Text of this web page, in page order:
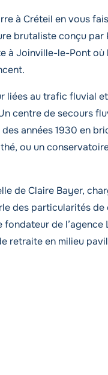
à Créteil en vous
brutaliste conçu par
à Joinville-le-Pont où
liées au trafic fluvial
centre de secours
années 1930 en
ou un
de Claire Bayer,
des particularités
de l’agence
retraite en milieu